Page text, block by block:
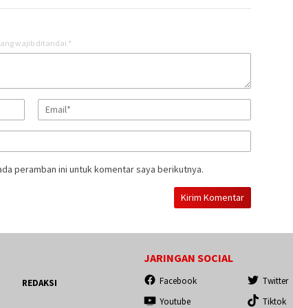
wajib ditandai *
peramban ini untuk komentar saya berikutnya.
REDAKSI
JARINGAN SOCIAL
Facebook Twitter
Youtube
Tiktok